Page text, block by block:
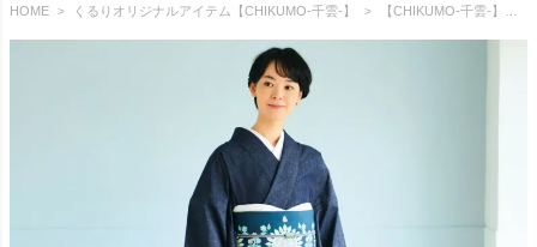
HOME くるりオリジナルアイテム【CHIKUMO-千雲-】 【CHIKUMO-千雲-】大人のための艶感デニム着物 くるり